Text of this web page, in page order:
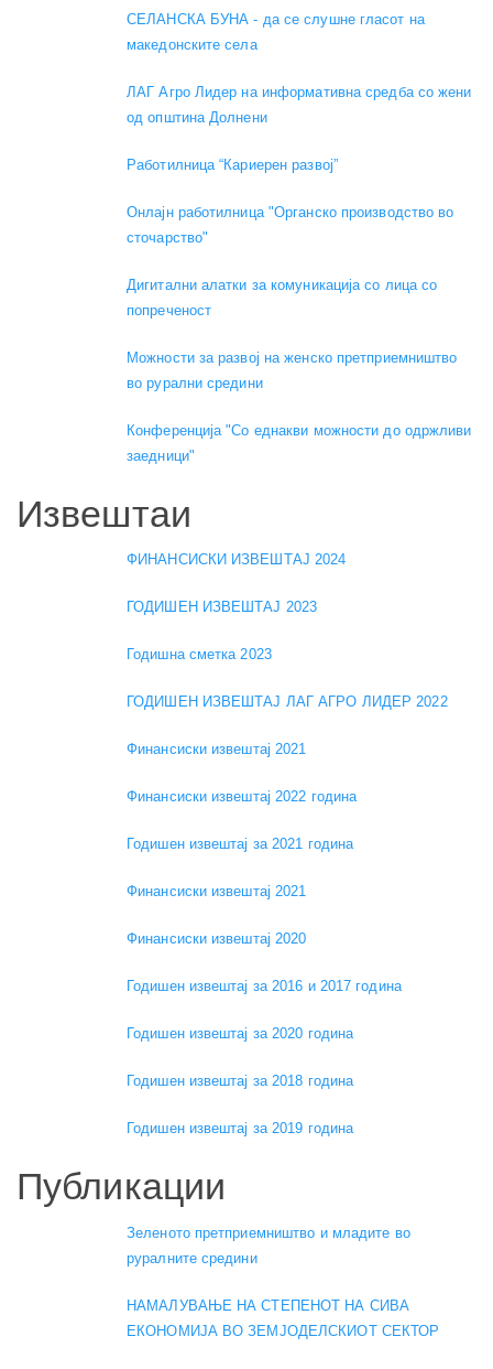
СЕЛАНСКА БУНА - да се слушне гласот на
македонските села
ЛАГ Агро Лидер на информативна средба со жени
од општина Долнени
Работилница “Кариерен развој”
Онлајн работилница "Органско производство во
сточарство"
Дигитални алатки за комуникација со лица со
попреченост
Можности за развој на женско претприемништво
во рурални средини
Конференција "Со еднакви можности до одржливи
заедници"
Извештаи
ФИНАНСИСКИ ИЗВЕШТАЈ 2024
ГОДИШЕН ИЗВЕШТАЈ 2023
Годишна сметка 2023
ГОДИШЕН ИЗВЕШТАЈ ЛАГ АГРО ЛИДЕР 2022
Финансиски извештај 2021
Финансиски извештај 2022 година
Годишен извештај за 2021 година
Финансиски извештај 2021
Финансиски извештај 2020
Годишен извештај за 2016 и 2017 година
Годишен извештај за 2020 година
Годишен извештај за 2018 година
Годишен извештај за 2019 година
Публикации
Зеленото претприемништво и младите во
руралните средини
НАМАЛУВАЊЕ НА СТЕПЕНОТ НА СИВА
ЕКОНОМИЈА ВО ЗЕМЈОДЕЛСКИОТ СЕКТОР